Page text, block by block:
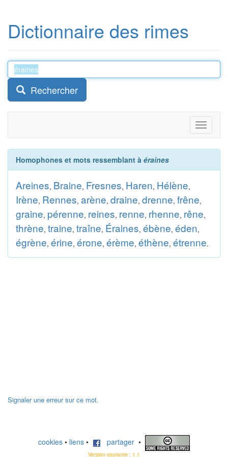
Dictionnaire des rimes
Rechercher
Toggle
Homophones et mots ressemblant à éraines
Areines, Braine, Fresnes, Haren, Hélène,
Irène, Rennes, arène, draine, drenne, frêne,
graine, pérenne, reines, renne, rhenne, rêne,
thrène, traine, traîne, Éraines, ébène, éden,
égrène, érine, érone, érème, éthène, étrenne.
Signaler une erreur sur ce mot.
cookies • liens • partager •
Version courante : 1.1